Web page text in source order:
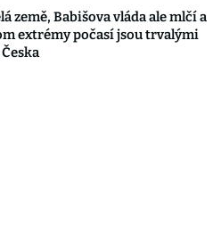
země, Babišova vláda ale mlčí a
extrémy počasí jsou trvalými